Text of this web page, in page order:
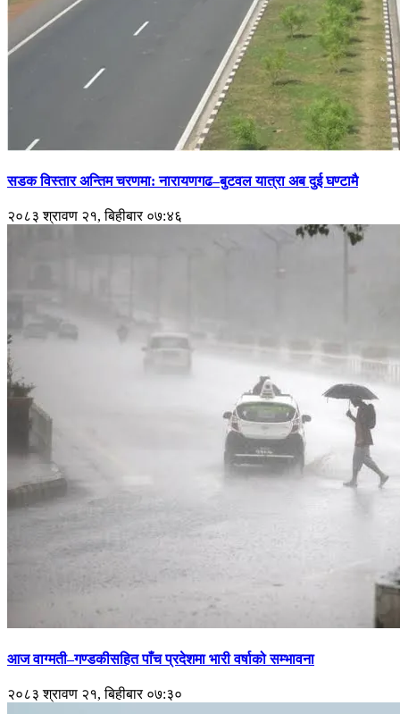
सडक विस्तार अन्तिम चरणमा: नारायणगढ–बुटवल यात्रा अब दुई घण्टामै
२०८३ श्रावण २१, बिहीबार ०७:४६
आज वाग्मती–गण्डकीसहित पाँच प्रदेशमा भारी वर्षाको सम्भावना
२०८३ श्रावण २१, बिहीबार ०७:३०